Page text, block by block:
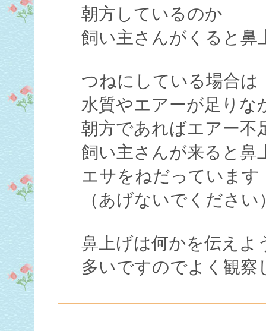
朝方しているのか
飼い主さんがくると鼻
つねにしている場合は
水質やエアーが足りな
朝方であればエアー不
飼い主さんが来ると鼻
エサをねだっています
（あげないでください
鼻上げは何かを伝えよ
多いですのでよく観